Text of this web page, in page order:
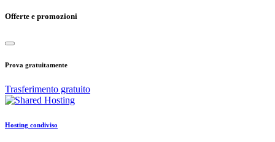
Offerte e promozioni
Prova gratuitamente
Trasferimento gratuito
Hosting condiviso